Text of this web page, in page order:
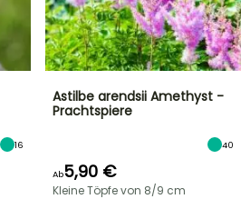
16
Astilbe arendsii Amethyst -
Prachtspiere
40
Ab5,90 €
Kleine Töpfe von 8/9 cm